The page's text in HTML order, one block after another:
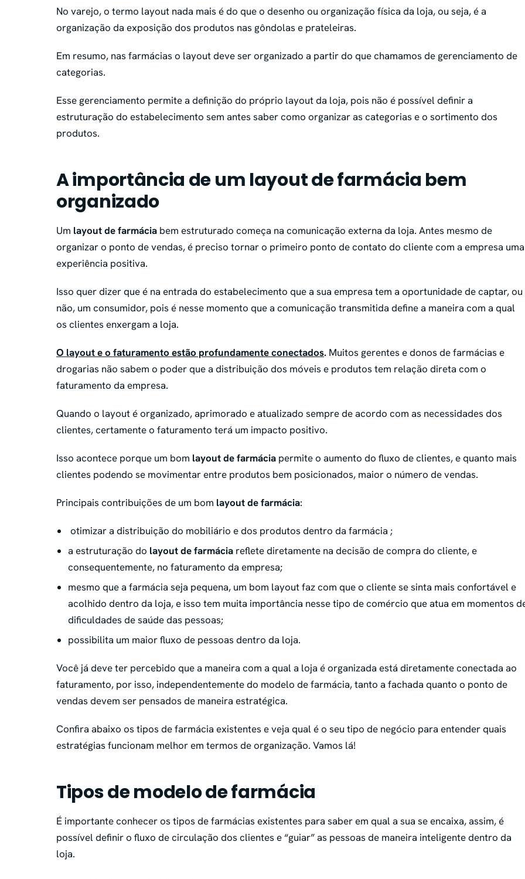
No varejo, o termo layout nada mais é do que o desenho ou organização física da loja, ou seja, é a
organização da exposição dos produtos nas gôndolas e prateleiras.
Em resumo, nas farmácias o layout deve ser organizado a partir do que chamamos de gerenciamento de
categorias.
Esse gerenciamento permite a definição do próprio layout da loja, pois não é possível definir a
estruturação do estabelecimento sem antes saber como organizar as categorias e o sortimento dos
produtos.
A importância de um layout de farmácia bem
organizado
Um layout de farmácia bem estruturado começa na comunicação externa da loja. Antes mesmo de
organizar o ponto de vendas, é preciso tornar o primeiro ponto de contato do cliente com a empresa uma
experiência positiva.
Isso quer dizer que é na entrada do estabelecimento que a sua empresa tem a oportunidade de captar, ou
não, um consumidor, pois é nesse momento que a comunicação transmitida define a maneira com a qual
os clientes enxergam a loja.
O layout e o faturamento estão profundamente conectados. Muitos gerentes e donos de farmácias e
drogarias não sabem o poder que a distribuição dos móveis e produtos tem relação direta com o
faturamento da empresa.
Quando o layout é organizado, aprimorado e atualizado sempre de acordo com as necessidades dos
clientes, certamente o faturamento terá um impacto positivo.
Isso acontece porque um bom layout de farmácia permite o aumento do fluxo de clientes, e quanto mais
clientes podendo se movimentar entre produtos bem posicionados, maior o número de vendas.
Principais contribuições de um bom layout de farmácia:
otimizar a distribuição do mobiliário e dos produtos dentro da farmácia ;
a estruturação do layout de farmácia reflete diretamente na decisão de compra do cliente, e
consequentemente, no faturamento da empresa;
mesmo que a farmácia seja pequena, um bom layout faz com que o cliente se sinta mais confortável e
acolhido dentro da loja, e isso tem muita importância nesse tipo de comércio que atua em momentos
dificuldades de saúde das pessoas;
possibilita um maior fluxo de pessoas dentro da loja.
Você já deve ter percebido que a maneira com a qual a loja é organizada está diretamente conectada ao
faturamento, por isso, independentemente do modelo de farmácia, tanto a fachada quanto o ponto de
vendas devem ser pensados de maneira estratégica.
Confira abaixo os tipos de farmácia existentes e veja qual é o seu tipo de negócio para entender quais
estratégias funcionam melhor em termos de organização. Vamos lá!
Tipos de modelo de farmácia
É importante conhecer os tipos de farmácias existentes para saber em qual a sua se encaixa, assim, é
possível definir o fluxo de circulação dos clientes e “guiar” as pessoas de maneira inteligente dentro da
loja.